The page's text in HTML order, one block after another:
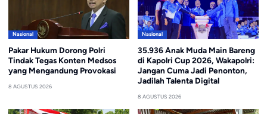
Nasional
Pakar Hukum Dorong Polri
Tindak Tegas Konten Medsos
yang Mengandung Provokasi
8 AGUSTUS 2026
Nasional
35.936 Anak Muda Main Bareng
di Kapolri Cup 2026, Wakapolri:
Jangan Cuma Jadi Penonton,
Jadilah Talenta Digital
8 AGUSTUS 2026